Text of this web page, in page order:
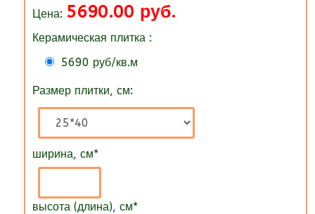
Цена: 5690.00 руб.
Керамическая плитка :
5690 руб/кв.м
Размер плитки, см:
ширина, см*
высота (длина), см*